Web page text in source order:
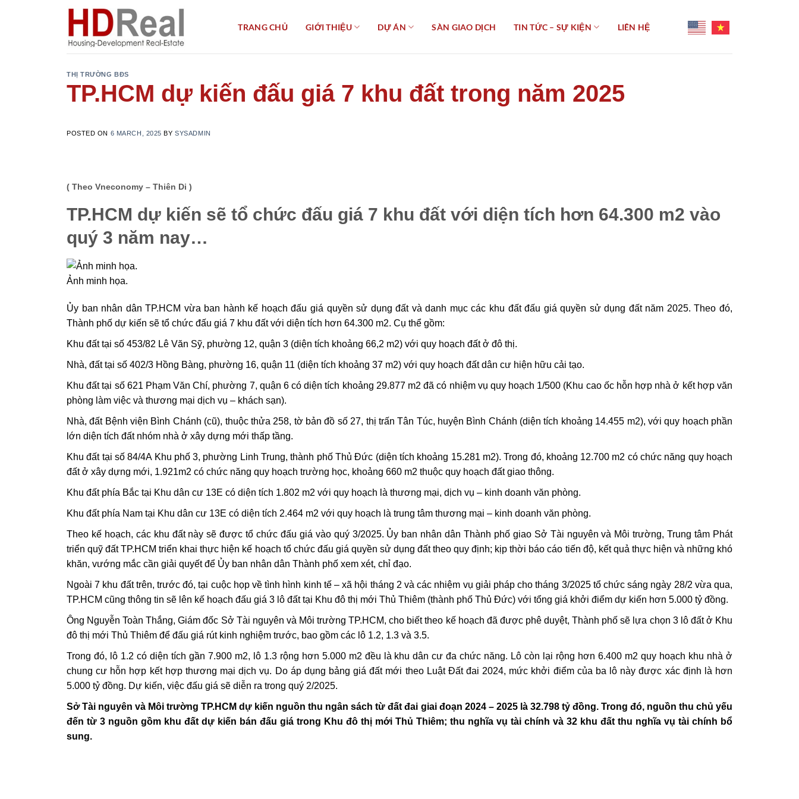
TRANG CHỦ GIỚI THIỆU DỰ ÁN SÀN GIAO DỊCH TIN TỨC – SỰ KIỆN LIÊN HỆ
THỊ TRƯỜNG BĐS
TP.HCM dự kiến đấu giá 7 khu đất trong năm 2025
POSTED ON 6 MARCH, 2025 BYSYSADMIN
( Theo Vneconomy – Thiên Di )
TP.HCM dự kiến sẽ tổ chức đấu giá 7 khu đất với diện tích hơn 64.300 m2 vào
quý 3 năm nay…
Ảnh minh họa.
Ủy ban nhân dân TP.HCM vừa ban hành kế hoạch đấu giá quyền sử dụng đất và danh mục các khu đất đấu giá quyền sử dụng đất năm 2025. Theo đó,
Thành phố dự kiến sẽ tổ chức đấu giá 7 khu đất với diện tích hơn 64.300 m2. Cụ thể gồm:
Khu đất tại số 453/82 Lê Văn Sỹ, phường 12, quận 3 (diện tích khoảng 66,2 m2) với quy hoạch đất ở đô thị.
Nhà, đất tại số 402/3 Hồng Bàng, phường 16, quận 11 (diện tích khoảng 37 m2) với quy hoạch đất dân cư hiện hữu cải tạo.
Khu đất tại số 621 Phạm Văn Chí, phường 7, quận 6 có diện tích khoảng 29.877 m2 đã có nhiệm vụ quy hoạch 1/500 (Khu cao ốc hỗn hợp nhà ở kết hợp văn
phòng làm việc và thương mại dịch vụ – khách sạn).
Nhà, đất Bệnh viện Bình Chánh (cũ), thuộc thửa 258, tờ bản đồ số 27, thị trấn Tân Túc, huyện Bình Chánh (diện tích khoảng 14.455 m2), với quy hoạch phần
lớn diện tích đất nhóm nhà ở xây dựng mới thấp tầng.
Khu đất tại số 84/4A Khu phố 3, phường Linh Trung, thành phố Thủ Đức (diện tích khoảng 15.281 m2). Trong đó, khoảng 12.700 m2 có chức năng quy hoạch
đất ở xây dựng mới, 1.921m2 có chức năng quy hoạch trường học, khoảng 660 m2 thuộc quy hoạch đất giao thông.
Khu đất phía Bắc tại Khu dân cư 13E có diện tích 1.802 m2 với quy hoạch là thương mại, dịch vụ – kinh doanh văn phòng.
Khu đất phía Nam tại Khu dân cư 13E có diện tích 2.464 m2 với quy hoạch là trung tâm thương mại – kinh doanh văn phòng.
Theo kế hoạch, các khu đất này sẽ được tổ chức đấu giá vào quý 3/2025. Ủy ban nhân dân Thành phố giao Sở Tài nguyên và Môi trường, Trung tâm Phát
triển quỹ đất TP.HCM triển khai thực hiện kế hoạch tổ chức đấu giá quyền sử dụng đất theo quy định; kịp thời báo cáo tiến độ, kết quả thực hiện và những khó
khăn, vướng mắc cần giải quyết để Ủy ban nhân dân Thành phố xem xét, chỉ đạo.
Ngoài 7 khu đất trên, trước đó, tại cuộc họp về tình hình kinh tế – xã hội tháng 2 và các nhiệm vụ giải pháp cho tháng 3/2025 tổ chức sáng ngày 28/2 vừa qua,
TP.HCM cũng thông tin sẽ lên kế hoạch đấu giá 3 lô đất tại Khu đô thị mới Thủ Thiêm (thành phố Thủ Đức) với tổng giá khởi điểm dự kiến hơn 5.000 tỷ đồng.
Ông Nguyễn Toàn Thắng, Giám đốc Sở Tài nguyên và Môi trường TP.HCM, cho biết theo kế hoạch đã được phê duyệt, Thành phố sẽ lựa chọn 3 lô đất ở Khu
đô thị mới Thủ Thiêm để đấu giá rút kinh nghiệm trước, bao gồm các lô 1.2, 1.3 và 3.5.
Trong đó, lô 1.2 có diện tích gần 7.900 m2, lô 1.3 rộng hơn 5.000 m2 đều là khu dân cư đa chức năng. Lô còn lại rộng hơn 6.400 m2 quy hoạch khu nhà ở
chung cư hỗn hợp kết hợp thương mại dịch vụ. Do áp dụng bảng giá đất mới theo Luật Đất đai 2024, mức khởi điểm của ba lô này được xác định là hơn
5.000 tỷ đồng. Dự kiến, việc đấu giá sẽ diễn ra trong quý 2/2025.
Sở Tài nguyên và Môi trường TP.HCM dự kiến nguồn thu ngân sách từ đất đai giai đoạn 2024 – 2025 là 32.798 tỷ đồng. Trong đó, nguồn thu chủ yếu
đến từ 3 nguồn gồm khu đất dự kiến bán đấu giá trong Khu đô thị mới Thủ Thiêm; thu nghĩa vụ tài chính và 32 khu đất thu nghĩa vụ tài chính bổ
sung.